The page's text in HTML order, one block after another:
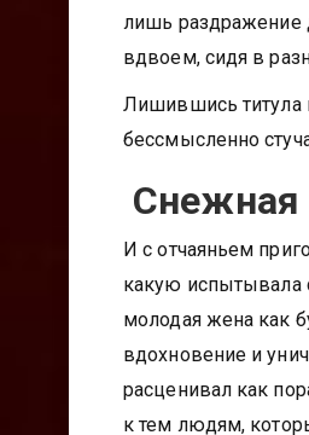
лишь раздражение
вдвоем, сидя в
Лишившись титула
бессмысленно
Снежная
И с отчаяньем
какую испытывала
молодая жена как
вдохновение и
расценивал как
к тем людям,